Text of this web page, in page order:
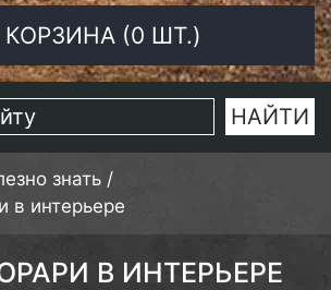
КОРЗИНА (0 ШТ.)
знать /
в интерьере
В ИНТЕРЬЕРЕ